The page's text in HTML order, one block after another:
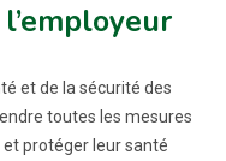
et de la sécurité des
toutes les mesures
protéger leur santé